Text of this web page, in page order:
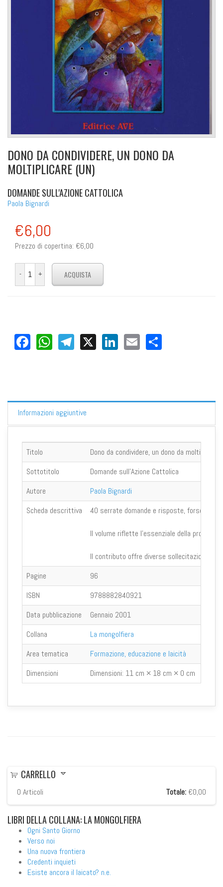
DONO DA CONDIVIDERE, UN DONO DA
MOLTIPLICARE (UN)
DOMANDE SULL'AZIONE CATTOLICA
Paola Bignardi
€6,00
Prezzo di copertina: €6,00
Facebook
WhatsApp
Telegram
X LinkedIn
Email
Informazioni aggiuntive
Titolo
Dono da condividere, un dono da moltiplicare
Sottotitolo
Domande sull'Azione Cattolica
Autore
Paola Bignardi
Scheda descrittiva
40 serrate domande e risposte, forse non
Il volume riflette l’essenziale della
Il contributo offre diverse sollecitazioni per
Pagine
96
ISBN
9788882840921
Data pubblicazione
Gennaio 2001
Collana
La mongolfiera
Area tematica
Formazione, educazione e laicità
Dimensioni
Dimensioni: 11 cm × 18 cm × 0 cm
CARRELLO
0 Articoli Totale: €0,00
LIBRI DELLA COLLANA: LA MONGOLFIERA
Ogni Santo Giorno
Verso noi
Una nuova frontiera
Credenti inquieti
Esiste ancora il laicato? n.e.